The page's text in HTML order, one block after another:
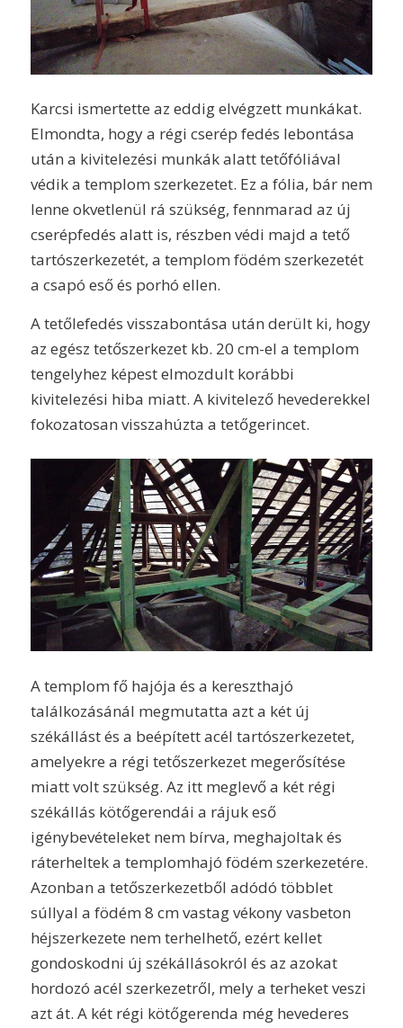
Karcsi ismertette az eddig elvégzett munkákat.
Elmondta, hogy a régi cserép fedés lebontása
után a kivitelezési munkák alatt tetőfóliával
védik a templom szerkezetet. Ez a fólia, bár nem
lenne okvetlenül rá szükség, fennmarad az új
cserépfedés alatt is, részben védi majd a tető
tartószerkezetét, a templom födém szerkezetét
a csapó eső és porhó ellen.
A tetőlefedés visszabontása után derült ki, hogy
az egész tetőszerkezet kb. 20 cm-el a templom
tengelyhez képest elmozdult korábbi
kivitelezési hiba miatt. A kivitelező hevederekkel
fokozatosan visszahúzta a tetőgerincet.
A templom fő hajója és a kereszthajó
találkozásánál megmutatta azt a két új
székállást és a beépített acél tartószerkezetet,
amelyekre a régi tetőszerkezet megerősítése
miatt volt szükség. Az itt meglevő a két régi
székállás kötőgerendái a rájuk eső
igénybevételeket nem bírva, meghajoltak és
ráterheltek a templomhajó födém szerkezetére.
Azonban a tetőszerkezetből adódó többlet
súllyal a födém 8 cm vastag vékony vasbeton
héjszerkezete nem terhelhető, ezért kellet
gondoskodni új székállásokról és az azokat
hordozó acél szerkezetről, mely a terheket veszi
azt át. A két régi kötőgerenda még hevederes